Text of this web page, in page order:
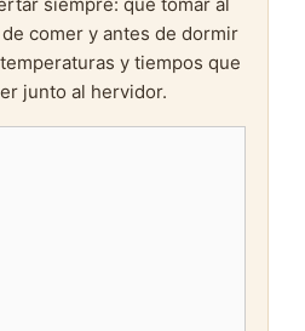
comer y antes de dormir
y tiempos que
junto al hervidor.